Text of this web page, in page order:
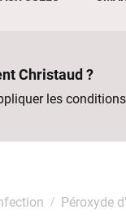
Christaud ?
les
Péroxyde